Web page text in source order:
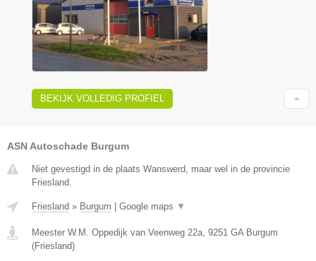
BEKIJK VOLLEDIG PROFIEL
ASN Autoschade Burgum
Niet gevestigd in de plaats Wanswerd, maar wel in de provincie
Friesland.
Friesland » Burgum Google maps ▼
Meester W.M. Oppedijk van Veenweg 22a, 9251 GA Burgum
(Friesland)